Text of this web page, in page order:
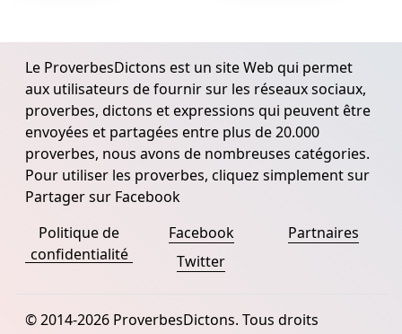
Le ProverbesDictons est un site Web qui permet
aux utilisateurs de fournir sur les réseaux sociaux,
proverbes, dictons et expressions qui peuvent être
envoyées et partagées entre plus de 20.000
proverbes, nous avons de nombreuses catégories.
Pour utiliser les proverbes, cliquez simplement sur
Partager sur Facebook
Politique de
confidentialité
Facebook
Twitter
Partnaires
© 2014-2026 ProverbesDictons. Tous droits